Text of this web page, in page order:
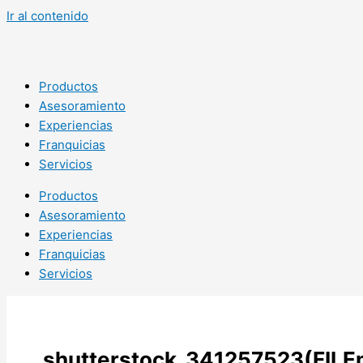
Ir al contenido
Productos
Asesoramiento
Experiencias
Franquicias
Servicios
Productos
Asesoramiento
Experiencias
Franquicias
Servicios